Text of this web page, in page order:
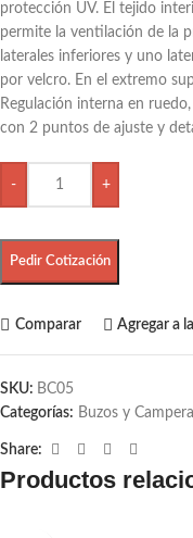
protección UV. El tejido
permite la ventilación de la
laterales inferiores y uno
por velcro. En el extremo
Regulación interna en
con 2 puntos de ajuste y
- +
Pedir Cotización
Comparar Agregar a
SKU: BC05
Categorías: Buzos y
Share:
Productos